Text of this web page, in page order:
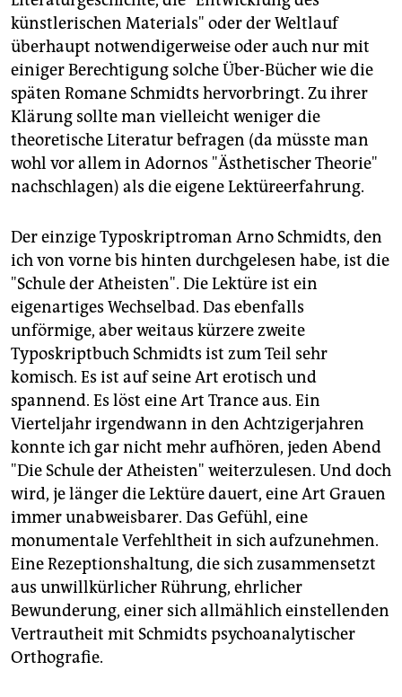
künstlerischen Materials" oder der Weltlauf
überhaupt notwendigerweise oder auch nur mit
einiger Berechtigung solche Über-Bücher wie die
späten Romane Schmidts hervorbringt. Zu ihrer
Klärung sollte man vielleicht weniger die
theoretische Literatur befragen (da müsste man
wohl vor allem in Adornos "Ästhetischer Theorie"
nachschlagen) als die eigene Lektüreerfahrung.
Der einzige Typoskriptroman Arno Schmidts, den
ich von vorne bis hinten durchgelesen habe, ist die
"Schule der Atheisten". Die Lektüre ist ein
eigenartiges Wechselbad. Das ebenfalls
unförmige, aber weitaus kürzere zweite
Typoskriptbuch Schmidts ist zum Teil sehr
komisch. Es ist auf seine Art erotisch und
spannend. Es löst eine Art Trance aus. Ein
Vierteljahr irgendwann in den Achtzigerjahren
konnte ich gar nicht mehr aufhören, jeden Abend
"Die Schule der Atheisten" weiterzulesen. Und doch
wird, je länger die Lektüre dauert, eine Art Grauen
immer unabweisbarer. Das Gefühl, eine
monumentale Verfehltheit in sich aufzunehmen.
Eine Rezeptionshaltung, die sich zusammensetzt
aus unwillkürlicher Rührung, ehrlicher
Bewunderung, einer sich allmählich einstellenden
Vertrautheit mit Schmidts psychoanalytischer
Orthografie.